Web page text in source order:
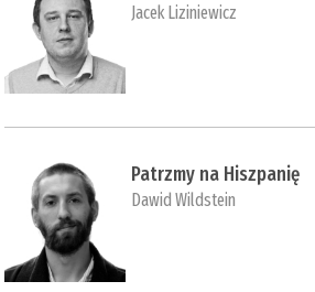
Jacek Liziniewicz
Patrzmy na Hiszpanię
Dawid Wildstein